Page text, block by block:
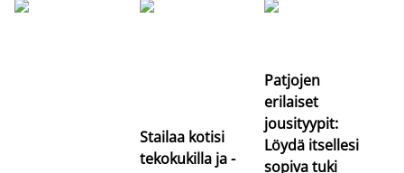
Stailaa kotisi
tekokukilla ja -
Patjojen
erilaiset
jousityypit:
Löydä itsellesi
sopiva tuki